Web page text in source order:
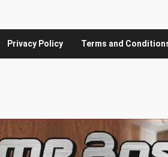
Privacy Policy Terms and